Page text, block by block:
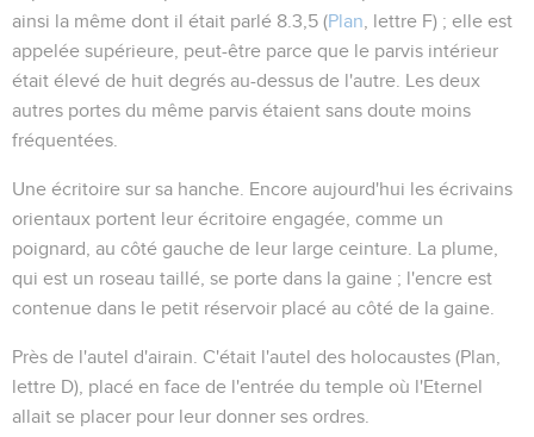
ainsi la même dont il était parlé 8.3,5 (Plan , lettre F) ; elle est
appelée supérieure , peut-être parce que le parvis intérieur
était élevé de huit degrés au-dessus de l'autre. Les deux
autres portes du même parvis étaient sans doute moins
fréquentées.
Une écritoire sur sa hanche . Encore aujourd'hui les écrivains
orientaux portent leur écritoire engagée, comme un
poignard, au côté gauche de leur large ceinture. La plume,
qui est un roseau taillé, se porte dans la gaine ; l'encre est
contenue dans le petit réservoir placé au côté de la gaine.
Près de l'autel d'airain . C'était l'autel des holocaustes (Plan,
lettre D), placé en face de l'entrée du temple où l'Eternel
allait se placer pour leur donner ses ordres.